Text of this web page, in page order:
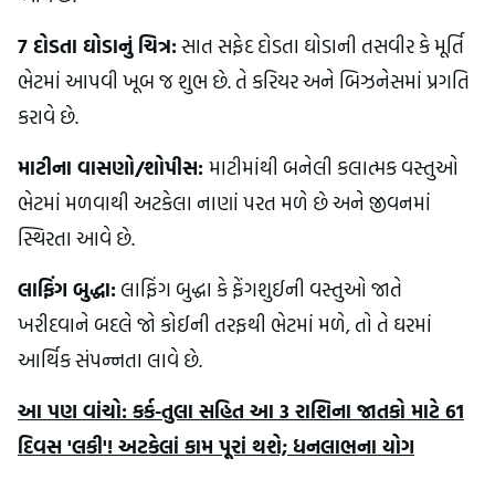
7 દોડતા ઘોડાનું ચિત્ર:સાત સફેદ દોડતા ઘોડાની તસવીર કે મૂર્તિ
ભેટમાં આપવી ખૂબ જ શુભ છે. તે કરિયર અને બિઝનેસમાં પ્રગતિ
કરાવે છે.
માટીના વાસણો/શોપીસ:માટીમાંથી બનેલી કલાત્મક વસ્તુઓ
ભેટમાં મળવાથી અટકેલા નાણાં પરત મળે છે અને જીવનમાં
સ્થિરતા આવે છે.
લાફિંગ બુદ્ધા:લાફિંગ બુદ્ધા કે ફેંગશુઈની વસ્તુઓ જાતે
ખરીદવાને બદલે જો કોઈની તરફથી ભેટમાં મળે, તો તે ઘરમાં
આર્થિક સંપન્નતા લાવે છે.
આ પણ વાંચો: કર્ક-તુલા સહિત આ 3 રાશિના જાતકો માટે 61
દિવસ 'લકી'! અટકેલાં કામ પૂરાં થશે; ધનલાભના યોગ